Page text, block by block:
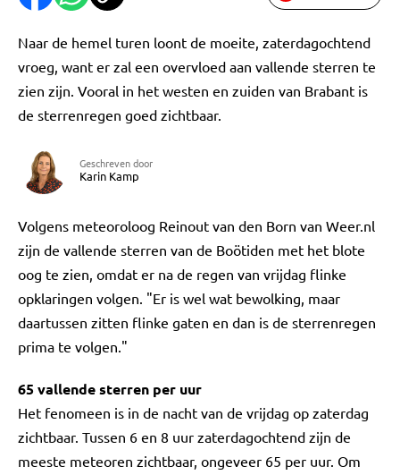
Naar de hemel turen loont de moeite, zaterdagochtend
vroeg, want er zal een overvloed aan vallende sterren te
zien zijn. Vooral in het westen en zuiden van Brabant is
de sterrenregen goed zichtbaar.
Geschreven door
Karin Kamp
Volgens meteoroloog Reinout van den Born van Weer.nl
zijn de vallende sterren van de Boötiden met het blote
oog te zien, omdat er na de regen van vrijdag flinke
opklaringen volgen. "Er is wel wat bewolking, maar
daartussen zitten flinke gaten en dan is de sterrenregen
prima te volgen."
65 vallende sterren per uur
Het fenomeen is in de nacht van de vrijdag op zaterdag
zichtbaar. Tussen 6 en 8 uur zaterdagochtend zijn de
meeste meteoren zichtbaar, ongeveer 65 per uur. Om